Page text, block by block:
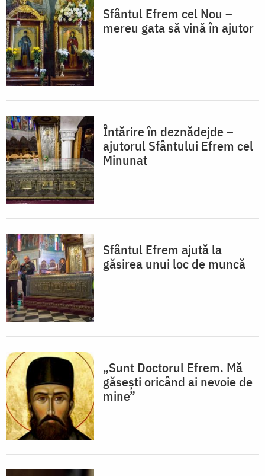
Sfântul Efrem cel Nou –
mereu gata să vină în ajutor
Întărire în deznădejde –
ajutorul Sfântului Efrem cel
Minunat
Sfântul Efrem ajută la
găsirea unui loc de muncă
„Sunt Doctorul Efrem. Mă
găsești oricând ai nevoie de
mine”